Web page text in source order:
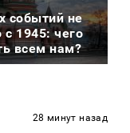
событий не
с 1945: чего
всем нам?
28 минут назад